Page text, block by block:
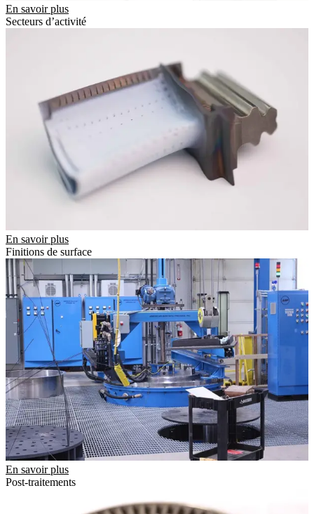
En savoir plus
Secteurs d’activité
En savoir plus
Finitions de surface
En savoir plus
Post-traitements